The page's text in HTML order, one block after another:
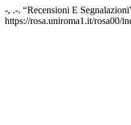
-, .-. “Recensioni E
https://rosa.uniroma1.it/rosa00/